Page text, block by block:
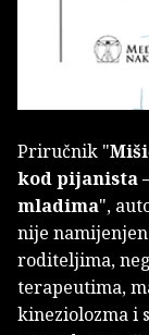
Priručnik "
kod pijanista
mladima",
nije
roditeljima,
terapeutima,
kineziolozma i